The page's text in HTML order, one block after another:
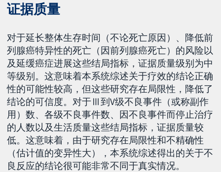
证据质量
对于延长整体生存时间（不论死亡原因）、降低前
列腺癌特异性的死亡（因前列腺癌死亡）的风险以
及延缓癌症进展这些结局指标，证据质量级别为中
等级别。这意味着本系统综述关于疗效的结论正确
性的可能性较高，但这些研究存在局限性，降低了
结论的可信度。对于Ⅲ到V级不良事件（或称副作
用）数、各级不良事件数、因不良事件而停止治疗
的人数以及生活质量这些结局指标，证据质量较
低。这意味着，由于研究存在局限性和不精确性
（估计值的变异性大），本系统综述得出的关于不
良反应的结论很可能非常不同于真实情况。